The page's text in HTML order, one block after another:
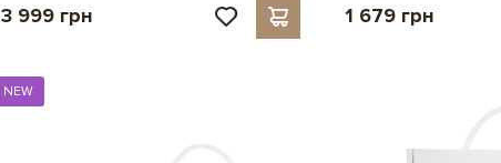
3 999 грн
1 679 грн
NEW